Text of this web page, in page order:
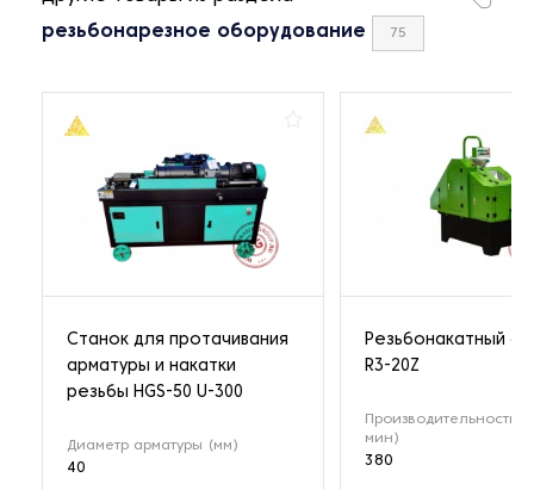
резьбонарезное оборудование 75
Станок для протачивания
арматуры и накатки
резьбы HGS-50 U-300
Диаметр арматуры (мм)
40
Резьбонакатный
R3-20Z
Производительность
мин)
380